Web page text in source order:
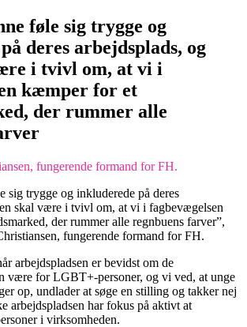
føle sig trygge og
deres arbejdsplads, og
i tvivl om, at vi i
kæmper for et
der rummer alle
fungerende formand for FH.
sig trygge og inkluderede på deres
skal være i tvivl om, at vi i fagbevægelsen
der rummer alle regnbuens farver”,
fungerende formand for FH.
arbejdspladsen er bevidst om de
være for LGBT+-personer, og vi ved, at unge
op, undlader at søge en stilling og takker nej
arbejdspladsen har fokus på aktivt at
i virksomheden.